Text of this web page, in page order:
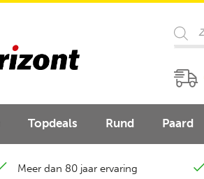
Topdeals Rund Paard
Meer dan 80 jaar ervaring